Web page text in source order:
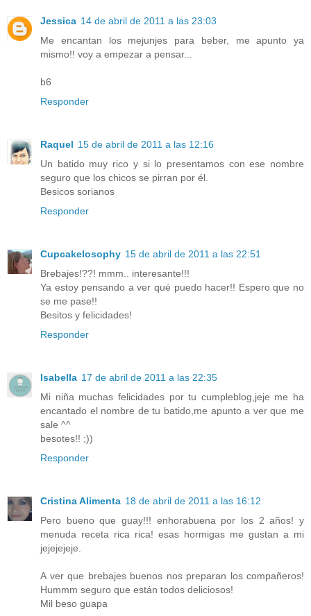
Jessica 14 de abril de 2011 a las 23:03
Me encantan los mejunjes para beber, me apunto ya
mismo!! voy a empezar a pensar...
b6
Responder
Raquel 15 de abril de 2011 a las 12:16
Un batido muy rico y si lo presentamos con ese nombre
seguro que los chicos se pirran por él.
Besicos sorianos
Responder
Cupcakelosophy 15 de abril de 2011 a las 22:51
Brebajes!??! mmm.. interesante!!!
Ya estoy pensando a ver qué puedo hacer!! Espero que no
se me pase!!
Besitos y felicidades!
Responder
Isabella 17 de abril de 2011 a las 22:35
Mi niña muchas felicidades por tu cumpleblog,jeje me ha
encantado el nombre de tu batido,me apunto a ver que me
sale ^^
besotes!! ;))
Responder
Cristina Alimenta 18 de abril de 2011 a las 16:12
Pero bueno que guay!!! enhorabuena por los 2 años! y
menuda receta rica rica! esas hormigas me gustan a mi
jejejejeje.
A ver que brebajes buenos nos preparan los compañeros!
Hummm seguro que están todos deliciosos!
Mil beso guapa